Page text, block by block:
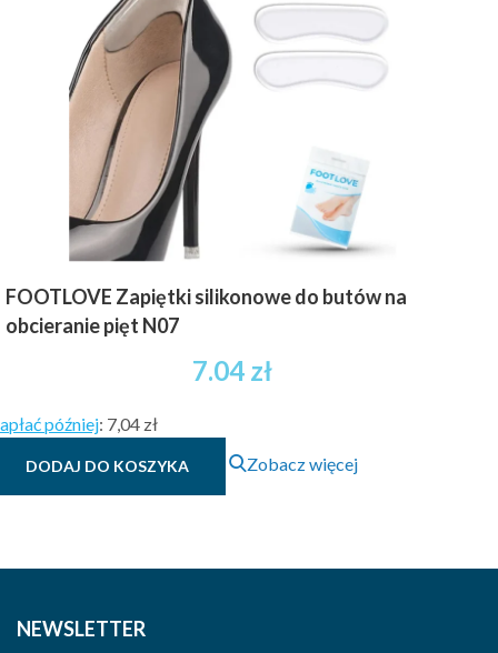
FOOTLOVE Zapiętki silikonowe do butów na
obcieranie pięt N07
7.04 zł
później: 7,04 zł
DODAJ DO KOSZYKA Zobacz więcej
NEWSLETTER